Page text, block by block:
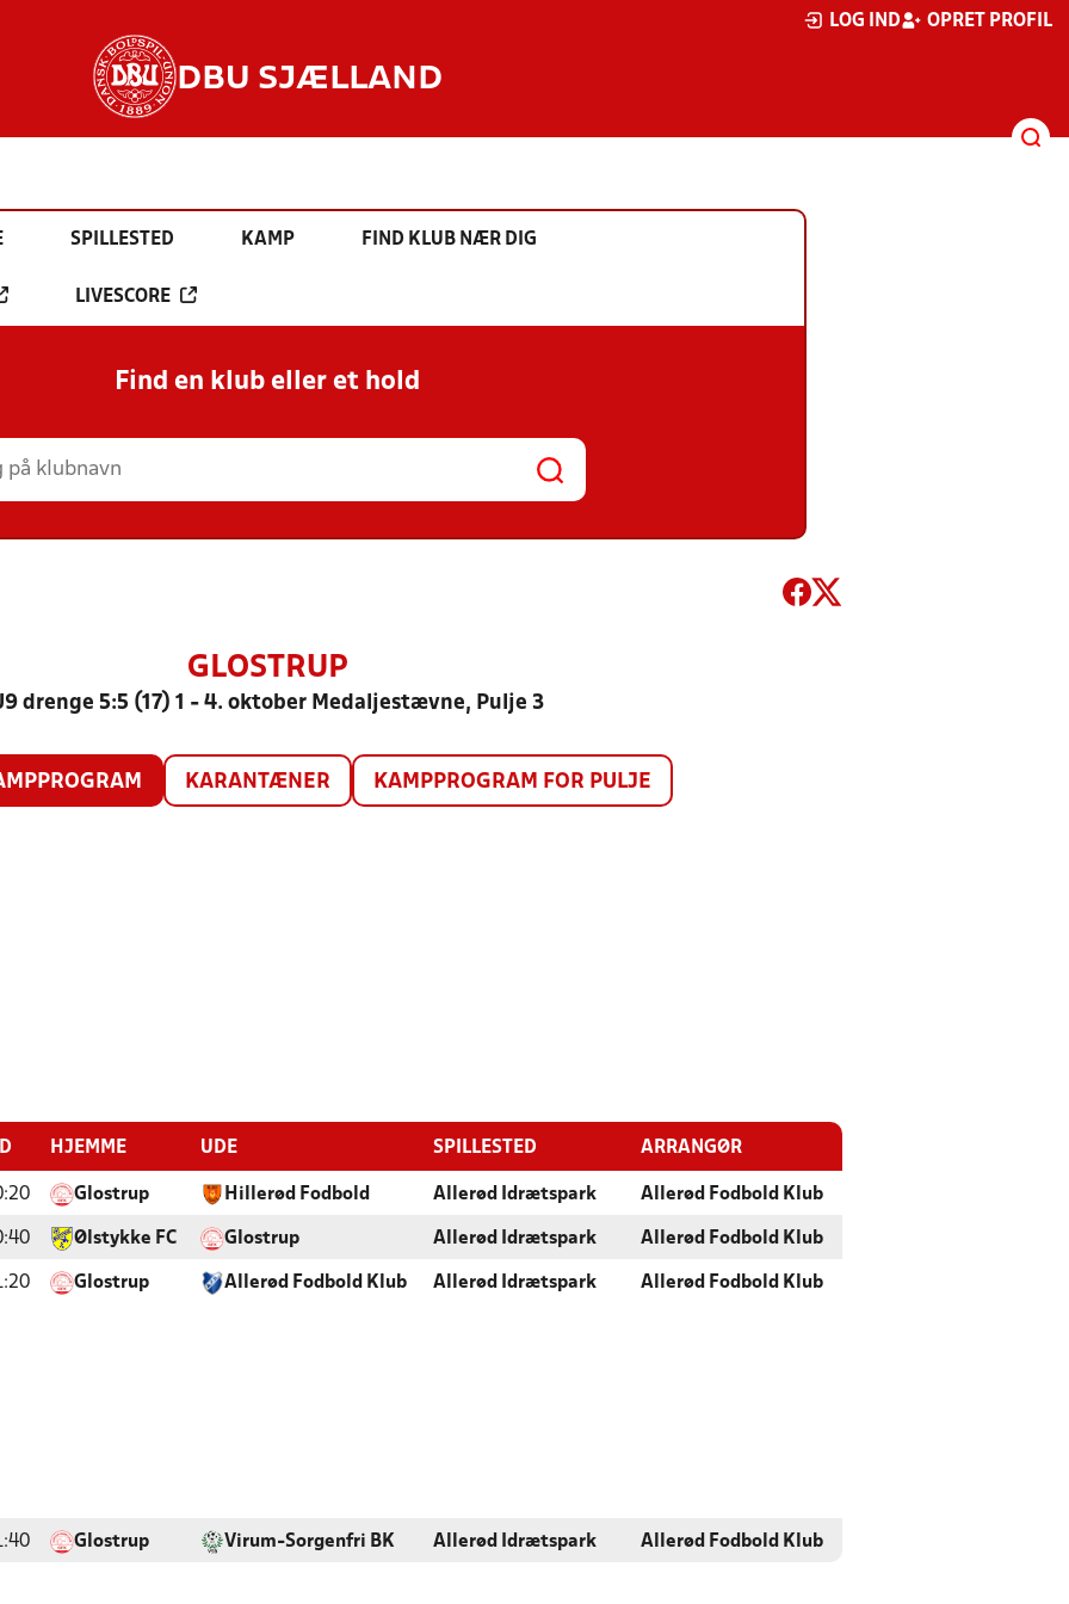
LOG IND OPRET PROFIL
DBU SJÆLLAND
SPILLESTED KAMP FIND KLUB NÆR DIG
LIVESCORE
Find en klub eller et hold
GLOSTRUP
drenge 5:5 (17) 1 - 4. oktober Medaljestævne, Pulje 3
KARANTÆNER KAMPPROGRAM FOR PULJE
HJEMME UDE SPILLESTED ARRANGØR
Glostrup Hillerød Fodbold Allerød Idrætspark Allerød Fodbold Klub
Ølstykke FC Glostrup Allerød Idrætspark Allerød Fodbold Klub
Glostrup Allerød Fodbold Klub Allerød Idrætspark Allerød Fodbold Klub
Glostrup Virum-Sorgenfri BK Allerød Idrætspark Allerød Fodbold Klub